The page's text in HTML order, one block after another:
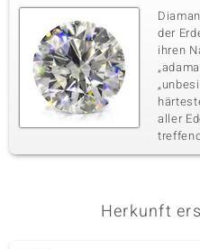
der
ihren
aller
Herkunft